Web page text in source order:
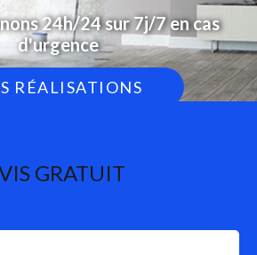
24h/24 sur 7j/7 en cas
d'urgence
RÉALISATIONS
GRATUIT